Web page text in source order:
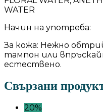
WATER
Начин на употреба:
За кожа: Нежно
тампон или
естествено.
Свързани
20%